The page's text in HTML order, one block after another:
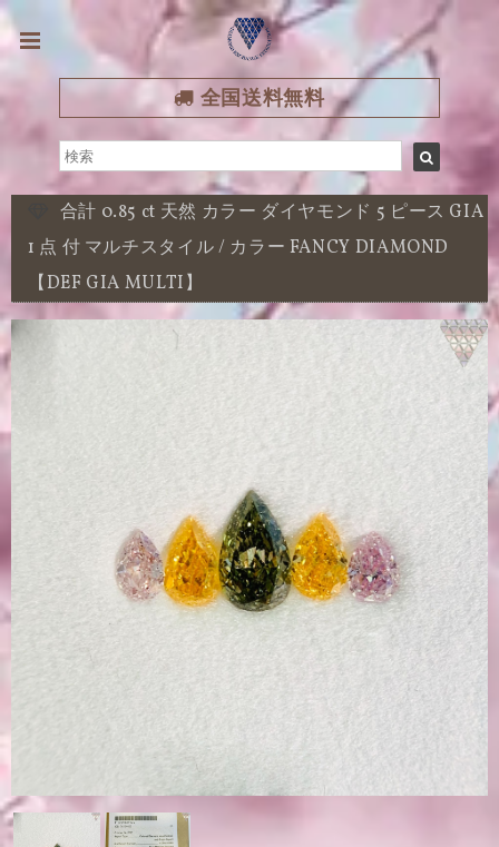
全国送料無料
合計 0.85 ct 天然 カラー ダイヤモンド 5 ピース GIA
1 点 付 マルチスタイル / カラー FANCY DIAMOND
【DEF GIA MULTI】